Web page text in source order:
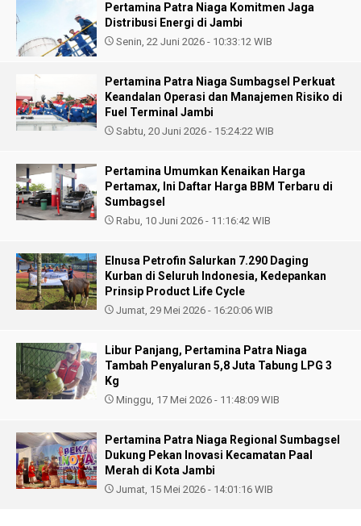
Pertamina Patra Niaga Komitmen Jaga
Distribusi Energi di Jambi
Senin, 22 Juni 2026 - 10:33:12 WIB
Pertamina Patra Niaga Sumbagsel Perkuat
Keandalan Operasi dan Manajemen Risiko di
Fuel Terminal Jambi
Sabtu, 20 Juni 2026 - 15:24:22 WIB
Pertamina Umumkan Kenaikan Harga
Pertamax, Ini Daftar Harga BBM Terbaru di
Sumbagsel
Rabu, 10 Juni 2026 - 11:16:42 WIB
Elnusa Petrofin Salurkan 7.290 Daging
Kurban di Seluruh Indonesia, Kedepankan
Prinsip Product Life Cycle
Jumat, 29 Mei 2026 - 16:20:06 WIB
Libur Panjang, Pertamina Patra Niaga
Tambah Penyaluran 5,8 Juta Tabung LPG 3
Kg
Minggu, 17 Mei 2026 - 11:48:09 WIB
Pertamina Patra Niaga Regional Sumbagsel
Dukung Pekan Inovasi Kecamatan Paal
Merah di Kota Jambi
Jumat, 15 Mei 2026 - 14:01:16 WIB